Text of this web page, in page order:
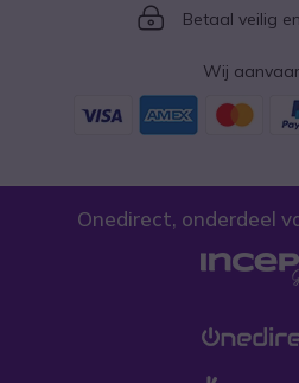
Icon
Betaal veilig
Wij
Onedirect, onderdeel